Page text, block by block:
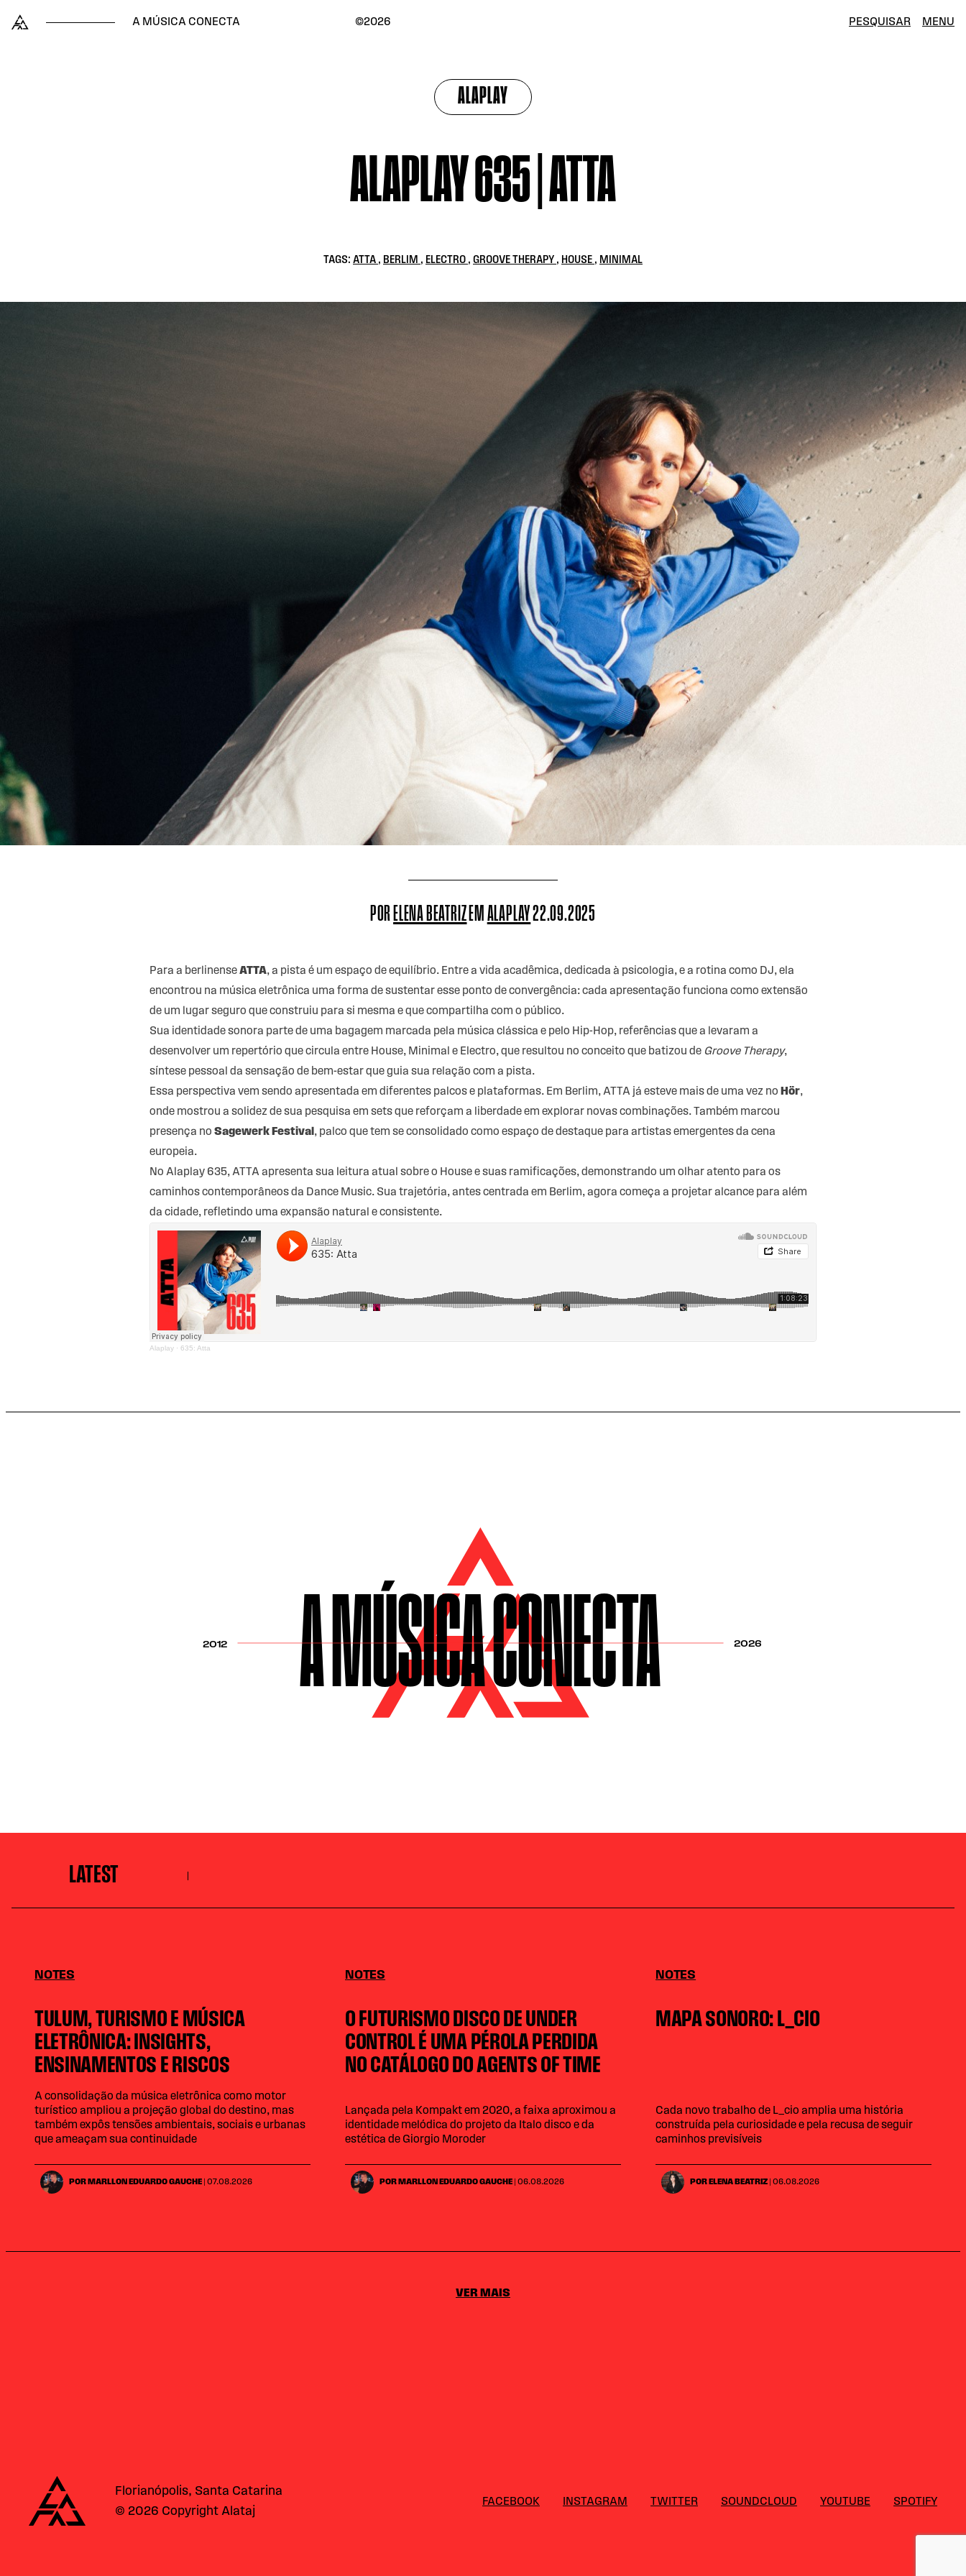
Alataj
A MÚSICA CONECTA ©2026 PESQUISAR MENU
ALAPLAY
ALAPLAY 635 | ATTA
TAGS: ATTA , BERLIM , ELECTRO , GROOVE THERAPY , HOUSE , MINIMAL
PORELENA BEATRIZEMALAPLAY22.09.2025
Para a berlinenseATTA, a pista é um espaço de equilíbrio. Entre a vida acadêmica, dedicada à psicologia, e a rotina como DJ, ela
encontrou na música eletrônica uma forma de sustentar esse ponto de convergência: cada apresentação funciona como extensão
de um lugar seguro que construiu para si mesma e que compartilha com o público.
Sua identidade sonora parte de uma bagagem marcada pela música clássica e pelo Hip-Hop, referências que a levaram a
desenvolver um repertório que circula entre House, Minimal e Electro, que resultou no conceito que batizou de Groove Therapy,
síntese pessoal da sensação de bem-estar que guia sua relação com a pista.
Essa perspectiva vem sendo apresentada em diferentes palcos e plataformas. Em Berlim, ATTA já esteve mais de uma vez no Hör,
onde mostrou a solidez de sua pesquisa em sets que reforçam a liberdade em explorar novas combinações. Também marcou
presença no Sagewerk Festival , palco que tem se consolidado como espaço de destaque para artistas emergentes da cena
europeia.
No Alaplay 635, ATTA apresenta sua leitura atual sobre o House e suas ramificações, demonstrando um olhar atento para os
caminhos contemporâneos da Dance Music. Sua trajetória, antes centrada em Berlim, agora começa a projetar alcance para além
da cidade, refletindo uma expansão natural e consistente.
Alaplay · 635: Atta
A MÚSICA CONECTA
2012 2026
LATEST
NOTES
TULUM, TURISMO E MÚSICA
ELETRÔNICA: INSIGHTS,
ENSINAMENTOS E RISCOS
A consolidação da música eletrônica como motor
turístico ampliou a projeção global do destino, mas
também expôs tensões ambientais, sociais e urbanas
que ameaçam sua continuidade
POR MARLLON EDUARDO GAUCHE | 07.08.2026
NOTES
O FUTURISMO DISCO DE UNDER
CONTROL É UMA PÉROLA PERDIDA
NO CATÁLOGO DO AGENTS OF TIME
Lançada pela Kompakt em 2020, a faixa aproximou a
identidade melódica do projeto da Italo disco e da
estética de Giorgio Moroder
POR MARLLON EDUARDO GAUCHE | 06.08.2026
NOTES
MAPA SONORO: L_CIO
Cada novo trabalho de L_cio amplia uma história
construída pela curiosidade e pela recusa de seguir
caminhos previsíveis
POR ELENA BEATRIZ | 06.08.2026
VER MAIS
Alataj
Florianópolis, Santa Catarina
© 2026 Copyright Alataj
FACEBOOK INSTAGRAM TWITTER SOUNDCLOUD YOUTUBE SPOTIFY